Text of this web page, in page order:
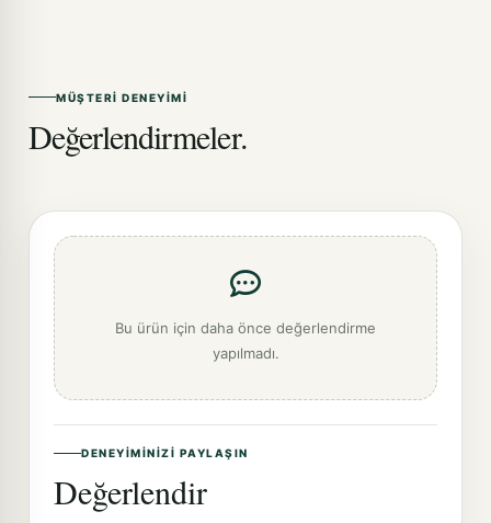
MÜŞTERI DENEYIMI
Değerlendirmeler.
Bu ürün için daha önce değerlendirme
yapılmadı.
DENEYIMINIZI PAYLAŞIN
Değerlendir